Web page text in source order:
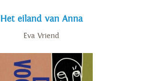
Het eiland van Anna
Eva Vriend